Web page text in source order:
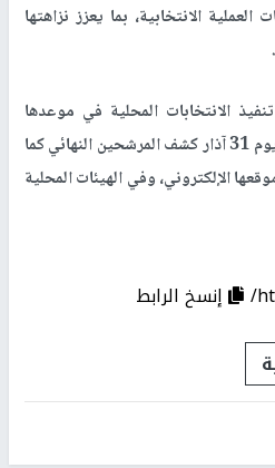
الانتخابية، بما يعزز نزاهتها
.
الانتخابات المحلية في موعدها
المحدد، مشيرة إلى أنها ستنشر يوم 31 آذار كشف المرشحين النهائي كما
الإلكتروني، وفي الهيئات المحلية
إنسخ الرابط